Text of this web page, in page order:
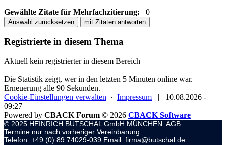
Gewählte Zitate für Mehrfachzitierung: 0
Auswahl zurücksetzen mit Zitaten antworten
Registrierte in diesem Thema
Aktuell kein registrierter in diesem Bereich
Die Statistik zeigt, wer in den letzten 5 Minuten online war.
Erneuerung alle 90 Sekunden.
Cookie-Einstellungen verwalten · Impressum |
10.08.2026 -
09:27
Powered by CBACK Forum © 2026 CBACK Software
© 2025 HEINRICH BUTSCHAL GmbH MÜNCHEN. AGB
Termine nur nach vorheriger Vereinbarung
Telefon: +49 (0) 89 74029-039 Email: firma@butschal.de